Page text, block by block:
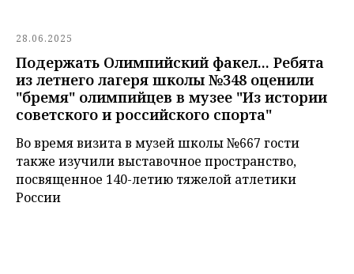
28.06.2025
Подержать Олимпийский факел... Ребята
из летнего лагеря школы №348 оценили
"бремя" олимпийцев в музее "Из истории
советского и российского спорта"
Во время визита в музей школы №667 гости
также изучили выставочное пространство,
посвященное 140-летию тяжелой атлетики
России